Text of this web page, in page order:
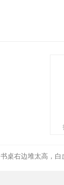
书桌右边堆太高，白